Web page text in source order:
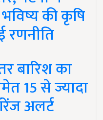
की कृषि
रणनीति
बारिश का
15 से ज्यादा
अलर्ट